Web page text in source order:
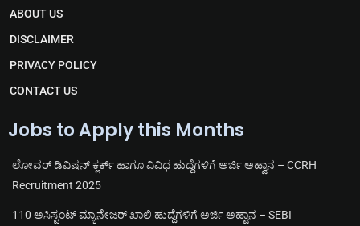
r
a
m
a
p
p
ABOUT US
DISCLAIMER
PRIVACY POLICY
CONTACT US
Jobs to Apply this Months
ಲೋವರ್ ಡಿವಿಷನ್ ಕ್ಲರ್ಕ್ ಹಾಗೂ ವಿವಿಧ ಹುದ್ದೆಗಳಿಗೆ ಅರ್ಜಿ ಅಹ್ವಾನ – CCRH
Recruitment 2025
110 ಅಸಿಸ್ಟಂಟ್ ಮ್ಯಾನೇಜರ್ ಖಾಲಿ ಹುದ್ದೆಗಳಿಗೆ ಅರ್ಜಿ ಅಹ್ವಾನ – SEBI